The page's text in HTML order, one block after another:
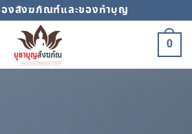
องสังฆภัณฑ์และของทำบุญ
0